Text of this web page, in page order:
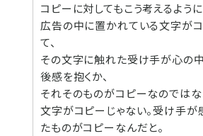
コピーに対してもこう考えるように
広告の中に置かれている文字が
て、
その文字に触れた受け手が心の
後感を抱くか、
それそのものがコピーなのではな
文字がコピーじゃない。受け手が
たものがコピーなんだと。